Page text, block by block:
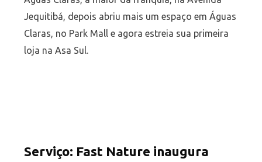
Jequitibá, depois abriu mais um espaço em Águas
Claras, no Park Mall e agora estreia sua primeira
loja na Asa Sul.
Serviço: Fast Nature inaugura